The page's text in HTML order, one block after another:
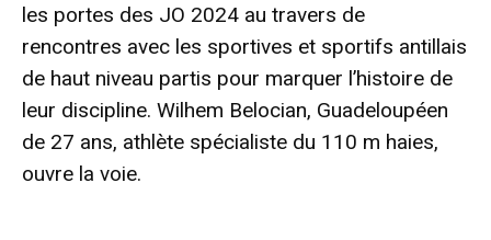
les portes des JO 2024 au travers de
rencontres avec les sportives et sportifs antillais
de haut niveau partis pour marquer l’histoire de
leur discipline. Wilhem Belocian, Guadeloupéen
de 27 ans, athlète spécialiste du 110 m haies,
ouvre la voie.